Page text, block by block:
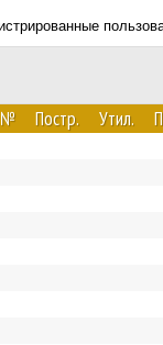
Постр. Утил.